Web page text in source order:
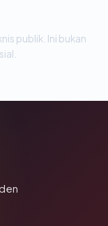
publik. Ini bukan